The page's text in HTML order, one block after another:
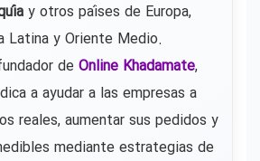
y otros países de Europa,
Latina y Oriente Medio.
de Online Khadamate,
a ayudar a las empresas a
reales, aumentar sus pedidos y
mediante estrategias de